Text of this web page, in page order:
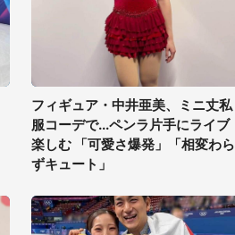
フィギュア・中井亜美、ミニ丈私
服コーデで...ペンラ片手にライブ
楽しむ 「可愛さ爆発」「相変わら
ずキュート」